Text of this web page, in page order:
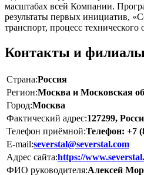
масштабах всей Компании.
результаты первых инициатив,
транспорт, процесс
Контакты и филиалы
Страна:Россия
Регион:Москва и Московская
Город:Москва
Фактический адрес:127299,
Телефон приёмной:Телефон: +7
E-mail:severstal@severstal.com
Адрес сайта:https://
ФИО руководителя:Алексей